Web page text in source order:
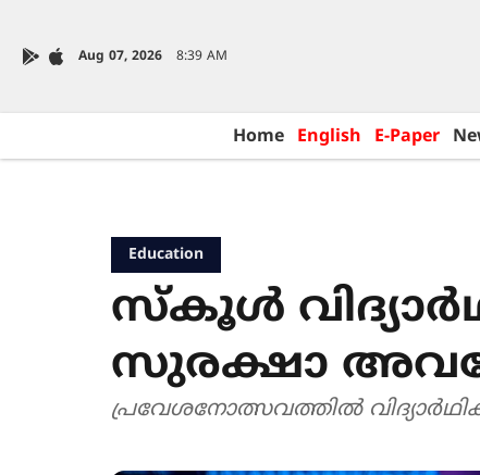
Aug 07, 2026 8:39 AM
Home English E-Paper
Education
സ്കൂൾ
സുരക്ഷാ
പ്രവേശനോത്സവത്തിൽ